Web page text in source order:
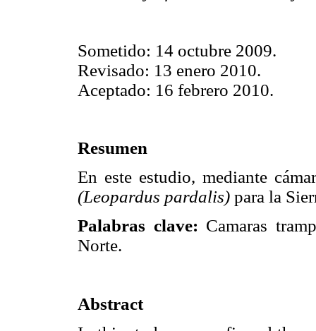
Sometido: 14 octubre 2009.
Revisado: 13 enero 2010.
Aceptado: 16 febrero 2010.
Resumen
En este estudio, mediante
(Leopardus pardalis) para la
Palabras clave: Camaras
Norte.
Abstract